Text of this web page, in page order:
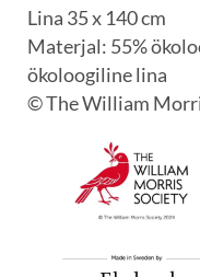
Lina 35 x 140 cm
Materjal: 55%
ökoloogiline lina
© The William